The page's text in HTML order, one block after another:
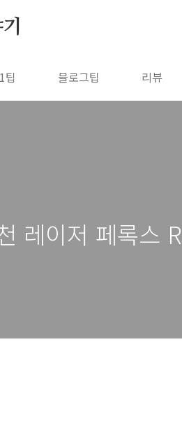
팁 블로그팁 리뷰
레이저 페록스